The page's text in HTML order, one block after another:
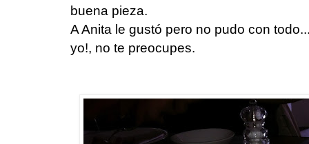
buena pieza.
A Anita le gustó pero no pudo con
yo!, no te preocupes.